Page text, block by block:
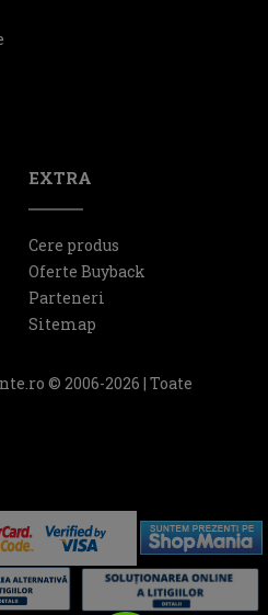
EXTRA
Cere produs
Oferte Buyback
Parteneri
Sitemap
© 2006-2026 | Toate